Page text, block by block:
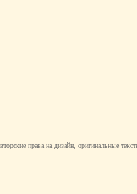
права на дизайн, оригинальные